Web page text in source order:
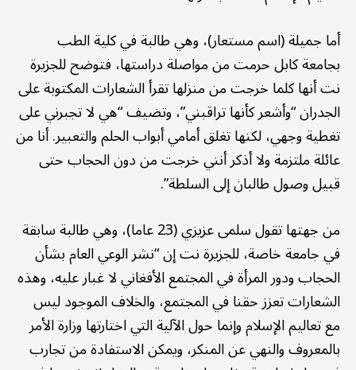
أما جميلة (اسم مستعار)، وهي طالبة في كلية الطب
بجامعة كابل حرمت من مواصلة دراستها، فتوضح للجزيرة
نت أنها كلما خرجت من منزلها تقرأ الشعارات المكتوبة على
الجدران “وأشعر كأنها تراقبني”، وتضيف “هي لا تجبرني على
تغطية وجهي، لكنها تغلق أمامي أبواب الحلم والتعبير. أنا من
عائلة ملتزمة ولا أذكر أنني خرجت من دون الحجاب حتى
قبيل وصول طالبان إلى السلطة”.
من جهتها تقول سلمى عزيزي (23 عاما)، وهي طالبة سابقة
في جامعة خاصة، للجزيرة نت إن “نشر الوعي العام بشأن
الحجاب ودور المرأة في المجتمع الأفغاني لا غبار عليه، وهذه
الشعارات تعزز حقنا في المجتمع، والخلاف الموجود ليس
مع تعاليم الإسلام وإنما حول الآلية التي اختارتها وزارة الأمر
بالمعروف والنهي عن المنكر، ويمكن الاستفادة من تجارب